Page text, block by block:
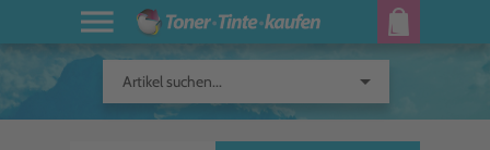
Artikel suchen... arrow_drop_down